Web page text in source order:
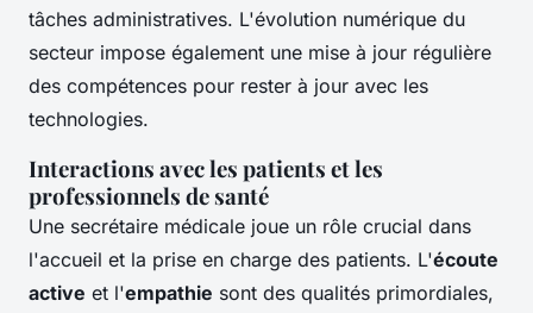
tâches administratives. L'évolution numérique du
secteur impose également une mise à jour régulière
des compétences pour rester à jour avec les
technologies.
Interactions avec les patients et les
professionnels de santé
Une secrétaire médicale joue un rôle crucial dans
l'accueil et la prise en charge des patients. L'écoute
active et l'empathie sont des qualités primordiales,